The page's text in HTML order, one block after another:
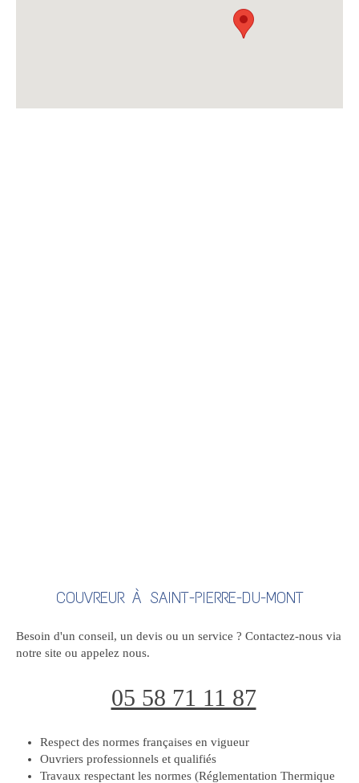
COUVREUR À SAINT-PIERRE-DU-MONT
Besoin d'un conseil, un devis ou un service ? Contactez-nous via
notre site ou appelez nous.
05 58 71 11 87
Respect des normes françaises en vigueur
Ouvriers professionnels et qualifiés
Travaux respectant les normes (Réglementation Thermique